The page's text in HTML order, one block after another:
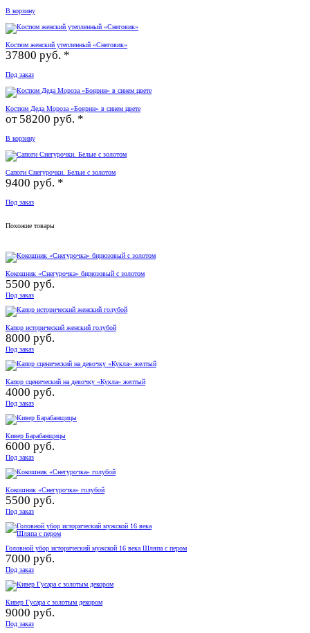
В корзину
Костюм женский утепленный «Снеговик»
37800 руб. *
Под заказ
Костюм Деда Мороза «Боярин» в синем цвете
от 58200 руб. *
В корзину
Сапоги Снегурочки. Белые с золотом
9400 руб. *
Под заказ
Похожие товары
Кокошник «Снегурочка» бирюзовый с золотом
5500 руб.
Под заказ
Капор исторический женский голубой
8000 руб.
Под заказ
Капор сценический на девочку «Кукла» желтый
4000 руб.
Под заказ
Кивер Барабанщицы
6000 руб.
Под заказ
Кокошник «Снегурочка» голубой
5500 руб.
Под заказ
Головной убор исторический мужской 16 века Шляпа с пером
7000 руб.
Под заказ
Кивер Гусара с золотым декором
9000 руб.
Под заказ